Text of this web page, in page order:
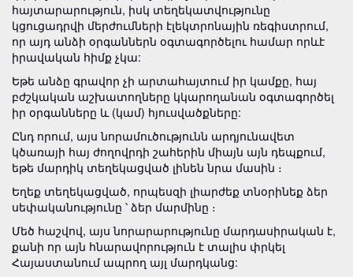
հայտարարություն, իսկ տեղեկատվությունը
կցուցադրվի մերժումների էլեկտրոնային ռեգիստրում,
որ այդ անձի օրգաններն օգտագործելու համար որևէ
իրավական հիմք չկա:
Եթե ​​անձը գրավոր չի արտահայտում իր կամքը, հայ
բժշկական աշխատողները կկարողանան օգտագործել
իր օրգանները և (կամ) հյուսվածքները:
Ընդ որում, այս նորամուծությունն արդյունավետ
կծառայի հայ ժողովրդի շահերին միայն այն դեպքում,
եթե մարդիկ տեղեկացված լինեն նրա մասին ։
Եղեք տեղեկացված, որպեսզի լիարժեք տնօրինեք ձեր
սեփականությունը ՝ ձեր մարմինը ։
Մեծ հաշվով, այս նորարարությունը մարդասիրական է,
քանի որ այն հնարավորություն է տալիս փրկել
Հայաստանում ապրող այլ մարդկանց: